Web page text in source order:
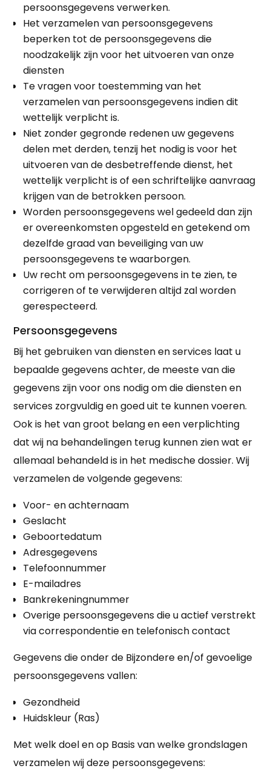
persoonsgegevens verwerken.
Het verzamelen van persoonsgegevens
beperken tot de persoonsgegevens die
noodzakelijk zijn voor het uitvoeren van onze
diensten
Te vragen voor toestemming van het
verzamelen van persoonsgegevens indien dit
wettelijk verplicht is.
Niet zonder gegronde redenen uw gegevens
delen met derden, tenzij het nodig is voor het
uitvoeren van de desbetreffende dienst, het
wettelijk verplicht is of een schriftelijke aanvraag
krijgen van de betrokken persoon.
Worden persoonsgegevens wel gedeeld dan zijn
er overeenkomsten opgesteld en getekend om
dezelfde graad van beveiliging van uw
persoonsgegevens te waarborgen.
Uw recht om persoonsgegevens in te zien, te
corrigeren of te verwijderen altijd zal worden
gerespecteerd.
Persoonsgegevens
Bij het gebruiken van diensten en services laat u
bepaalde gegevens achter, de meeste van die
gegevens zijn voor ons nodig om die diensten en
services zorgvuldig en goed uit te kunnen voeren.
Ook is het van groot belang en een verplichting
dat wij na behandelingen terug kunnen zien wat er
allemaal behandeld is in het medische dossier. Wij
verzamelen de volgende gegevens:
Voor- en achternaam
Geslacht
Geboortedatum
Adresgegevens
Telefoonnummer
E-mailadres
Bankrekeningnummer
Overige persoonsgegevens die u actief verstrekt
via correspondentie en telefonisch contact
Gegevens die onder de Bijzondere en/of gevoelige
persoonsgegevens vallen:
Gezondheid
Huidskleur (Ras)
Met welk doel en op Basis van welke grondslagen
verzamelen wij deze persoonsgegevens: